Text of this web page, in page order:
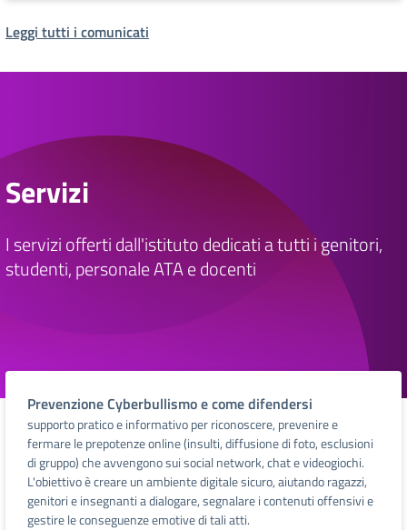
Leggi tutti i comunicati
Servizi
I servizi offerti dall'istituto dedicati a tutti i genitori,
studenti, personale ATA e docenti
Prevenzione Cyberbullismo e come difendersi
supporto pratico e informativo per riconoscere, prevenire e
fermare le prepotenze online (insulti, diffusione di foto, esclusioni
di gruppo) che avvengono sui social network, chat e videogiochi.
L'obiettivo è creare un ambiente digitale sicuro, aiutando ragazzi,
genitori e insegnanti a dialogare, segnalare i contenuti offensivi e
gestire le conseguenze emotive di tali atti.